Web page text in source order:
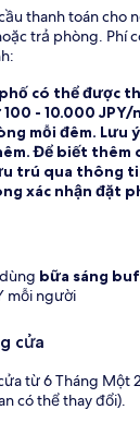
thanh toán cho
trả phòng. Phí
có thể được
- 10.000
mỗi đêm. Lưu
Để biết thêm
trú qua thông
xác nhận đặt
bữa sáng
mỗi người
cửa
từ 6 Tháng Một
có thể thay đổi).